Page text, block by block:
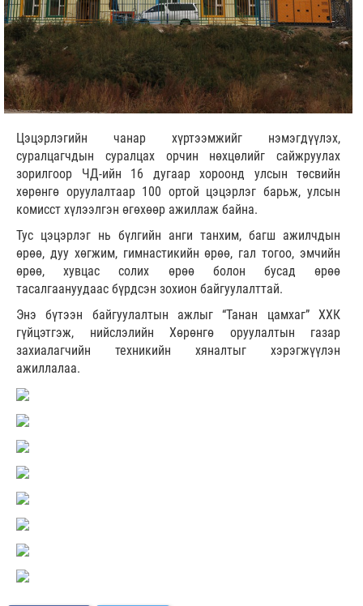
Цэцэрлэгийн чанар хүртээмжийг нэмэгдүүлэх,
суралцагчдын суралцах орчин нөхцөлийг сайжруулах
зорилгоор ЧД-ийн 16 дугаар хороонд улсын төсвийн
хөрөнгө оруулалтаар 100 ортой цэцэрлэг барьж, улсын
комисст хүлээлгэн өгөхөөр ажиллаж байна.
Тус цэцэрлэг нь бүлгийн анги танхим, багш ажилчдын
өрөө, дуу хөгжим, гимнастикийн өрөө, гал тогоо, эмчийн
өрөө, хувцас солих өрөө болон бусад өрөө
тасалгаануудаас бүрдсэн зохион байгуулалттай.
Энэ бүтээн байгуулалтын ажлыг “Танан цамхаг” ХХК
гүйцэтгэж, нийслэлийн Хөрөнгө оруулалтын газар
захиалагчийн техникийн хяналтыг хэрэгжүүлэн
ажиллалаа.